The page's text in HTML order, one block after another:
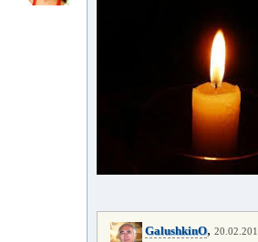
GalushkinO,